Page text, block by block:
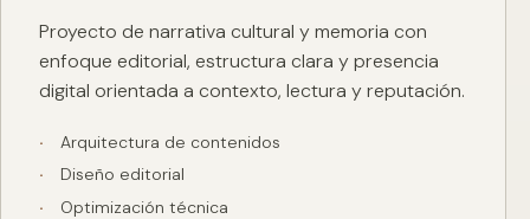
Proyecto de narrativa cultural y memoria con
enfoque editorial, estructura clara y presencia
digital orientada a contexto, lectura y reputación.
Arquitectura de contenidos
Diseño editorial
Optimización técnica